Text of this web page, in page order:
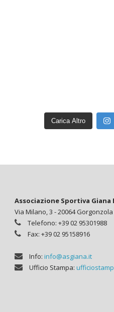
Carica Altro
Associazione Sportiva Giana
Via Milano, 3 - 20064 Gorgonzola
Telefono: +39 02 95301988
Fax: +39 02 95158916
Info: info@asgiana.it
Ufficio Stampa: